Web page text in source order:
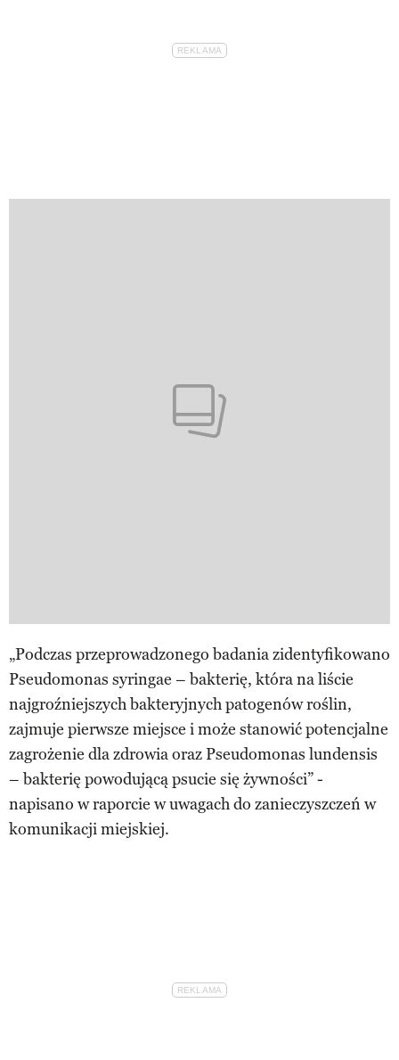
„Podczas przeprowadzonego badania zidentyfikowano
Pseudomonas syringae – bakterię, która na liście
najgroźniejszych bakteryjnych patogenów roślin,
zajmuje pierwsze miejsce i może stanowić potencjalne
zagrożenie dla zdrowia oraz Pseudomonas lundensis
– bakterię powodującą psucie się żywności” -
napisano w raporcie w uwagach do zanieczyszczeń w
komunikacji miejskiej.